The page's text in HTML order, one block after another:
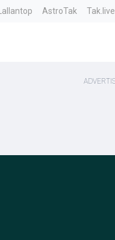
Lallantop AstroTak Tak.live